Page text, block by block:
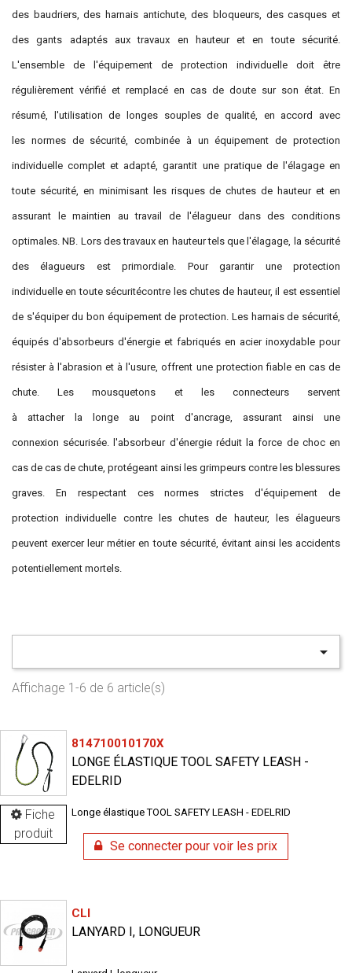
des baudriers, des harnais antichute, des bloqueurs, des casques et
des gants adaptés aux travaux en hauteur et en toute sécurité.
L'ensemble de l'équipement de protection individuelle doit être
régulièrement vérifié et remplacé en cas de doute sur son état. En
résumé, l'utilisation de longes souples de qualité, en accord avec
les normes de sécurité, combinée à un équipement de protection
individuelle complet et adapté, garantit une pratique de l'élagage en
toute sécurité, en minimisant les risques de chutes de hauteur et en
assurant le maintien au travail de l'élagueur dans des conditions
optimales. NB. Lors des travaux en hauteur tels que l'élagage, la sécurité
des élagueurs est primordiale. Pour garantir une protection
individuelle en toute sécuritécontre les chutes de hauteur, il est essentiel
de s'équiper du bon équipement de protection. Les harnais de sécurité,
équipés d'absorbeurs d'énergie et fabriqués en acier inoxydable pour
résister à l'abrasion et à l'usure, offrent une protection fiable en cas de
chute. Les mousquetons et les connecteurs servent
à attacher la longe au point d'ancrage, assurant ainsi une
connexion sécurisée. l'absorbeur d'énergie réduit la force de choc en
cas de cas de chute, protégeant ainsi les grimpeurs contre les blessures
graves. En respectant ces normes strictes d'équipement de
protection individuelle contre les chutes de hauteur, les élagueurs
peuvent exercer leur métier en toute sécurité, évitant ainsi les accidents
potentiellement mortels.

Affichage 1-6 de 6 article(s)
Fiche
produit
814710010170X
LONGE ÉLASTIQUE TOOL SAFETY LEASH -
EDELRID
Longe élastique TOOL SAFETY LEASH - EDELRID
Se connecter pour voir les prix
CLI
LANYARD I, LONGUEUR